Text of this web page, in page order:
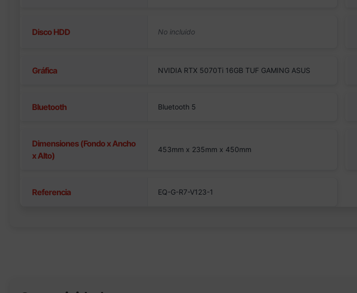
Disco HDD
Gráfica NVIDIA RTX 5070Ti 16GB TUF GAMING ASUS
Bluetooth Bluetooth 5
Dimensiones (Fondo x Ancho
x Alto)
453mm x 235mm x 450mm
Referencia EQ-G-R7-V123-1